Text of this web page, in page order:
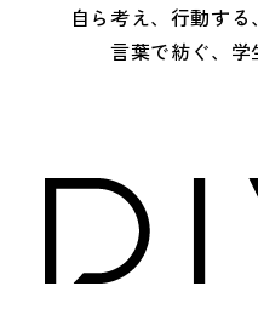
自ら考え、行動する
言葉で紡ぐ、学
View
View